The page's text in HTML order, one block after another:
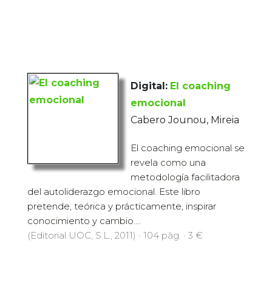
Digital: El coaching
emocional
Cabero Jounou, Mireia
El coaching emocional se
revela como una
metodología facilitadora
del autoliderazgo emocional. Este libro
pretende, teórica y prácticamente, inspirar
conocimiento y cambio....
(Editorial UOC, S.L., 2011) · 104 pàg. · 3 €